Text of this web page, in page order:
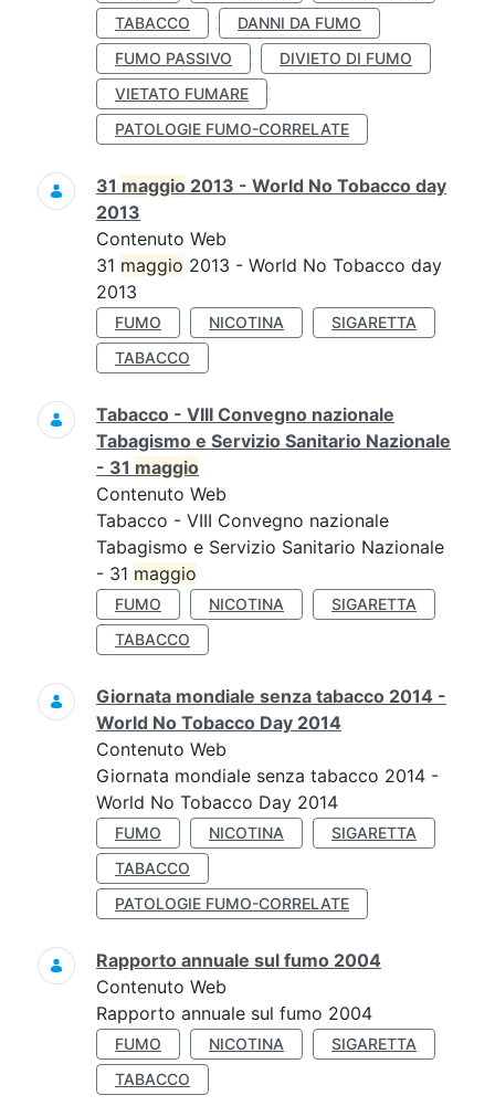
TABACCO
DANNI DA FUMO
FUMO PASSIVO
DIVIETO DI FUMO
VIETATO FUMARE
PATOLOGIE FUMO-CORRELATE
31 maggio 2013 - World No Tobacco day
2013
Contenuto Web
31 maggio 2013 - World No Tobacco day
2013
FUMO NICOTINA
SIGARETTA
TABACCO
Tabacco - VIII Convegno nazionale
Tabagismo e Servizio Sanitario Nazionale
- 31 maggio
Contenuto Web
Tabacco - VIII Convegno nazionale
Tabagismo e Servizio Sanitario Nazionale
- 31 maggio
FUMO NICOTINA
SIGARETTA
TABACCO
Giornata mondiale senza tabacco 2014 -
World No Tobacco Day 2014
Contenuto Web
Giornata mondiale senza tabacco 2014 -
World No Tobacco Day 2014
FUMO NICOTINA
SIGARETTA
TABACCO
PATOLOGIE FUMO-CORRELATE
Rapporto annuale sul fumo 2004
Contenuto Web
Rapporto annuale sul fumo 2004
FUMO NICOTINA
SIGARETTA
TABACCO